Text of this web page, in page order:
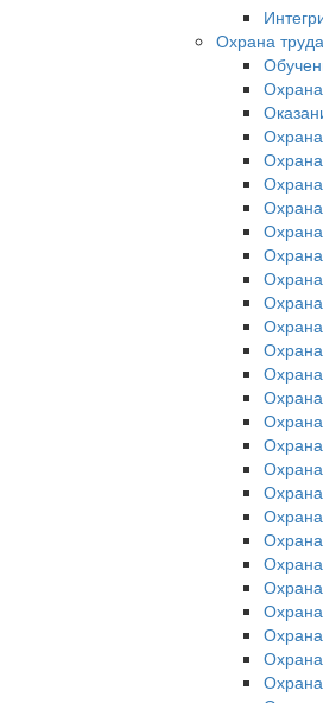
Охрана труда